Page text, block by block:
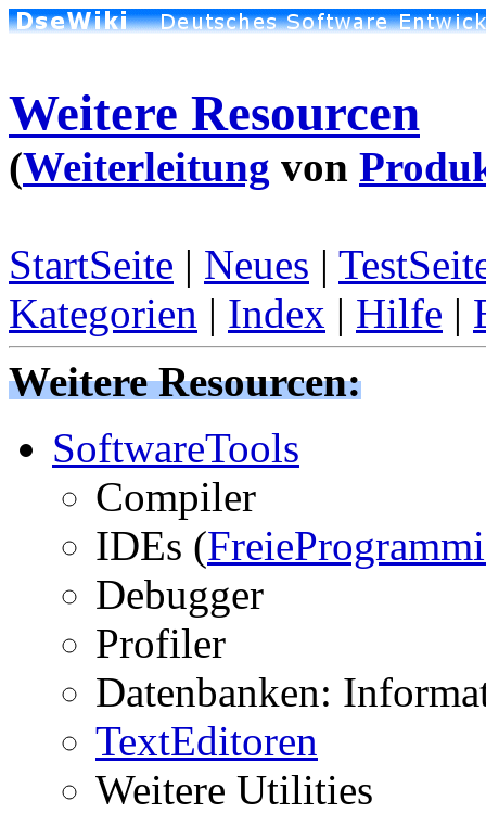
Weitere Resourcen
(Weiterleitung von
StartSeite | Neues |
Kategorien | Index | Hilfe |
Weitere Resourcen:
SoftwareTools
Compiler
IDEs (
Debugger
Profiler
Datenbanken:
TextEditoren
Weitere Utilities